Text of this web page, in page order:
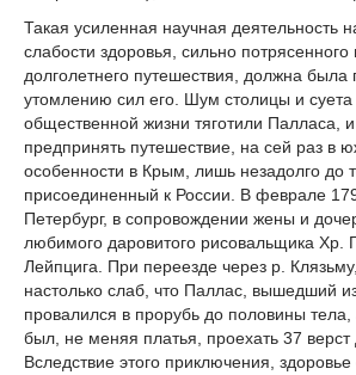
Такая усиленная научная деятельность
слабости здоровья, сильно потрясенного
долголетнего путешествия, должна была
утомлению сил его. Шум столицы и суета
общественной жизни тяготили Палласа,
предпринять путешествие, на сей раз в
особенности в Крым, лишь незадолго до
присоединенный к России. В феврале
Петербург, в сопровождении жены и
любимого даровитого рисовальщика Хр.
Лейпцига. При переезде через р.
настолько слаб, что Паллас, вышедший
провалился в прорубь до половины
был, не меняя платья, проехать 37 верст
Вследствие этого приключения,